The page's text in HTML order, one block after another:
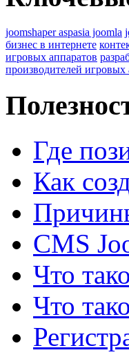
joomshaper aspasia joomla
бизнес в интернете
игровых аппаратов
производителей игровых
Где
Как
CMS
Что
Что